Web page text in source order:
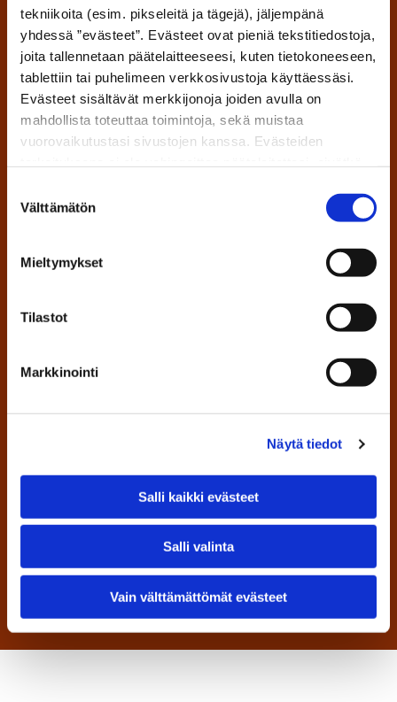
tekniikoita (esim. pikseleitä ja tägejä), jäljempänä
yhdessä ”evästeet”. Evästeet ovat pieniä tekstitiedostoja,
joita tallennetaan päätelaitteeseesi, kuten tietokoneeseen,
tablettiin tai puhelimeen verkkosivustoja käyttäessäsi.
Evästeet sisältävät merkkijonoja joiden avulla on
mahdollista toteuttaa toimintoja, sekä muistaa
vuorovaikutustasi sivustojen kanssa. Evästeiden
viruksia. Evästeisiin voidaan tallentaa tietoja verkossa
toimivan palvelun käytön tai sivustolla vierailun aikana ja
valinta
Välttämätön
Mieltymykset
Tilastot
Markkinointi
Näytä tiedot
Salli kaikki evästeet
Salli valinta
Vain välttämättömät evästeet
Huoneistoremontit
Pintaremontit
Saneeraukset
Kylpyhuoneremontit
Kalusteasennukset
Vesivahinkosaneeraukset
Ikkunaremontit
Kysy muista remonteista